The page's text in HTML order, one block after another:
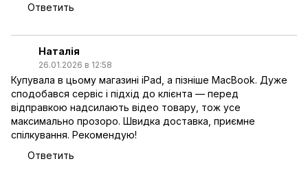
Ответить
Наталія
26.01.2026 в 12:58
Купувала в цьому магазині iPad, а пізніше MacBook. Дуже
сподобався сервіс і підхід до клієнта — перед
відправкою надсилають відео товару, тож усе
максимально прозоро. Швидка доставка, приємне
спілкування. Рекомендую!
Ответить